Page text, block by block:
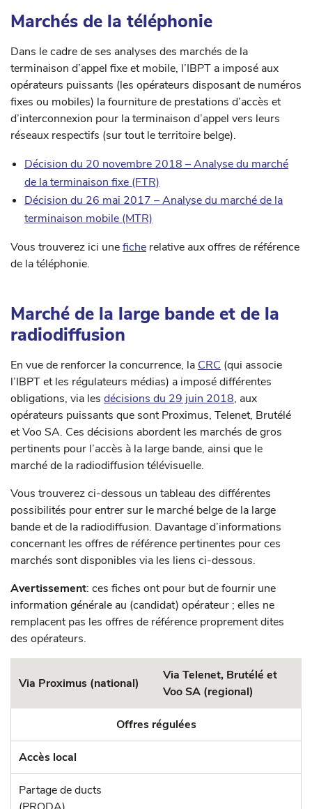
Marchés de la téléphonie
Dans le cadre de ses analyses des marchés de la
terminaison d’appel fixe et mobile, l’IBPT a imposé aux
opérateurs puissants (les opérateurs disposant de numéros
fixes ou mobiles) la fourniture de prestations d’accès et
d’interconnexion pour la terminaison d’appel vers leurs
réseaux respectifs (sur tout le territoire belge).
Décision du 20 novembre 2018 – Analyse du marché
de la terminaison fixe (FTR)
Décision du 26 mai 2017 – Analyse du marché de la
terminaison mobile (MTR)
Vous trouverez ici unefiche relative aux offres de référence
de la téléphonie.
Marché de la large bande et de la
radiodiffusion
En vue de renforcer la concurrence, la CRC (qui associe
l’IBPT et les régulateurs médias) a imposé différentes
obligations, via les décisions du 29 juin 2018, aux
opérateurs puissants que sont Proximus, Telenet, Brutélé
et Voo SA. Ces décisions abordent les marchés de gros
pertinents pour l’accès à la large bande, ainsi que le
marché de la radiodiffusion télévisuelle.
Vous trouverez ci-dessous un tableau des différentes
possibilités pour entrer sur le marché belge de la large
bande et de la radiodiffusion. Davantage d’informations
concernant les offres de référence pertinentes pour ces
marchés sont disponibles via les liens ci-dessous.
Avertissement: ces fiches ont pour but de fournir une
information générale au (candidat) opérateur ; elles ne
remplacent pas les offres de référence proprement dites
des opérateurs.
Via Proximus (national)
Via Telenet, Brutélé et
Voo SA (regional)
Offres régulées
Accès local
Partage de ducts